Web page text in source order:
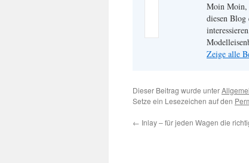
Moin Moin,
diesen
Zeige alle
Dieser Beitrag wurde unter
Setze ein Lesezeichen auf den
← Inlay – für jeden Wagen die